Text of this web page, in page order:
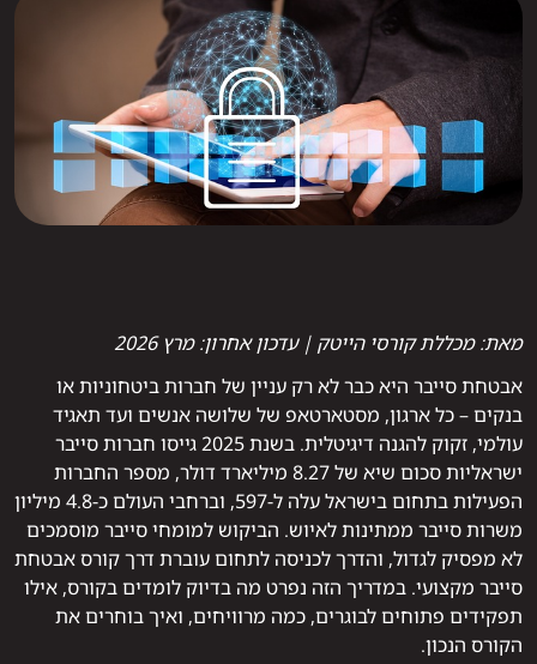
מאת: מכללת קורסי הייטק | עדכון אחרון: מרץ 2026
אבטחת סייבר היא כבר לא רק עניין של חברות ביטחוניות או
בנקים – כל ארגון, מסטארטאפ של שלושה אנשים ועד תאגיד
עולמי, זקוק להגנה דיגיטלית. בשנת 2025 גייסו חברות סייבר
ישראליות סכום שיא של 8.27 מיליארד דולר, מספר החברות
הפעילות בתחום בישראל עלה ל‑597, וברחבי העולם כ‑4.8 מיליון
משרות סייבר ממתינות לאיוש. הביקוש למומחי סייבר מוסמכים
לא מפסיק לגדול, והדרך לכניסה לתחום עוברת דרך קורס אבטחת
סייבר מקצועי. במדריך הזה נפרט מה בדיוק לומדים בקורס, אילו
תפקידים פתוחים לבוגרים, כמה מרוויחים, ואיך בוחרים את
הקורס הנכון.